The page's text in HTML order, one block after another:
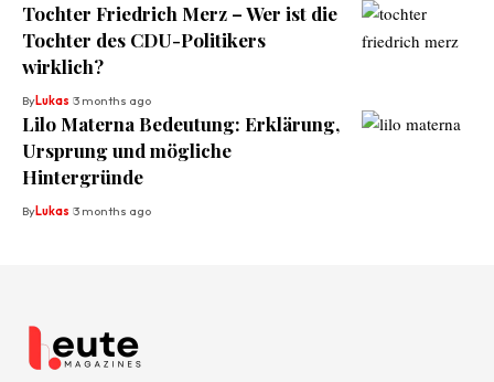
Tochter Friedrich Merz – Wer ist die
Tochter des CDU-Politikers
wirklich?
ByLukas 3 months ago
Lilo Materna Bedeutung: Erklärung,
Ursprung und mögliche
Hintergründe
ByLukas 3 months ago